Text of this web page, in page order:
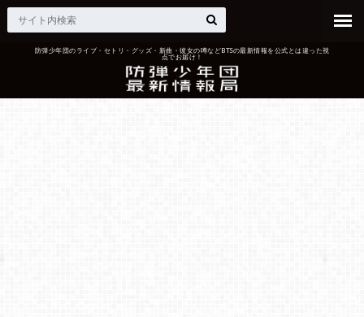
防弾少年団のライブ・セトリ・グッズ・新曲・彼女の噂などBTSの最新情報を公式とは違った視
点でお届け！